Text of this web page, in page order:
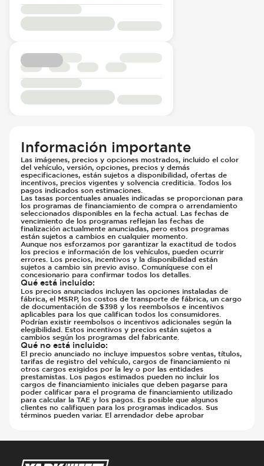
Información importante
Las imágenes, precios y opciones mostrados, incluido el color
del vehículo, versión, opciones, precios y demás
especificaciones, están sujetos a disponibilidad, ofertas de
incentivos, precios vigentes y solvencia crediticia. Todos los
pagos indicados son estimaciones.
Las tasas porcentuales anuales indicadas se proporcionan para
los programas de financiamiento de compra o arrendamiento
seleccionados disponibles en la fecha actual. Las fechas de
vencimiento de los programas reflejan las fechas de
finalización actualmente anunciadas, pero estos programas
están sujetos a cambios en cualquier momento.
Aunque nos esforzamos por garantizar la exactitud de todos
los precios e información de los vehículos, pueden ocurrir
errores. Los precios, incentivos y la disponibilidad están
sujetos a cambio sin previo aviso. Comuníquese con el
concesionario para confirmar todos los detalles.
Qué está incluido:
Los precios anunciados incluyen las opciones instaladas de
fábrica, el MSRP, los costos de transporte de fábrica, un cargo
de documentación de $398 y los reembolsos e incentivos
aplicables para los que califican todos los consumidores.
Podrían existir reembolsos o incentivos adicionales según la
elegibilidad. Estos incentivos y precios están sujetos a
cambios según los programas del fabricante.
Qué no está incluido:
El precio anunciado no incluye impuestos sobre ventas, títulos,
tarifas de registro del vehículo, cargos de financiamiento ni
otros cargos exigidos por la ley o por las entidades
prestamistas. Los pagos estimados pueden no incluir los
cargos de financiamiento iniciales que deben pagarse para
poder calificar para el programa de financiamiento utilizado
para calcular la TAE y los pagos. Es posible que algunos
clientes no califiquen para los programas indicados. Sus
términos pueden variar. El arrendador debe aprobar